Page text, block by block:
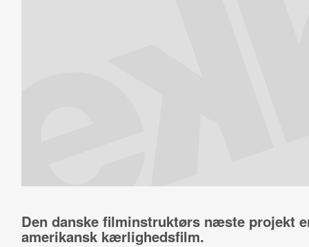
Den danske filminstruktørs næste projekt
amerikansk kærlighedsfilm.